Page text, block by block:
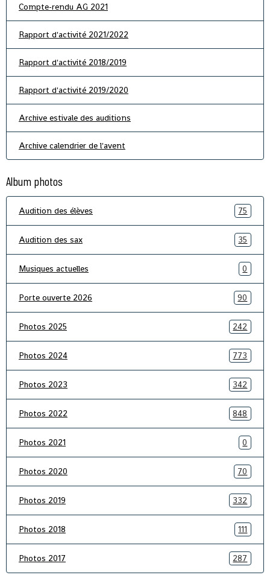
Compte-rendu AG 2021
Rapport d'activité 2021/2022
Rapport d'activité 2018/2019
Rapport d'activité 2019/2020
Archive estivale des auditions
Archive calendrier de l'avent
Album photos
Audition des élèves 75
Audition des sax 35
Musiques actuelles 0
Porte ouverte 2026 90
Photos 2025 242
Photos 2024 773
Photos 2023 342
Photos 2022 848
Photos 2021 0
Photos 2020 70
Photos 2019 332
Photos 2018 111
Photos 2017 287